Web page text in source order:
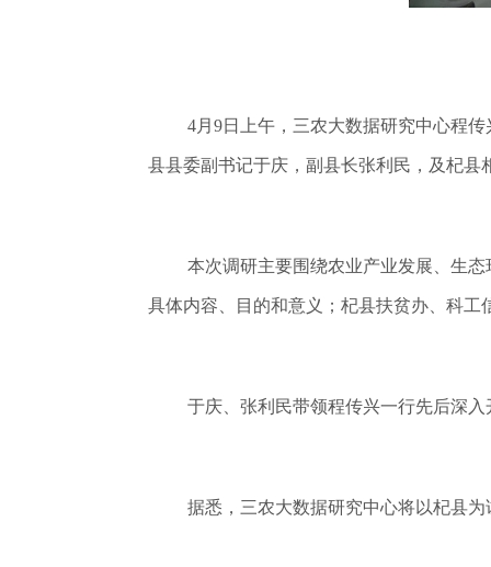
4月9日上午，三农大数据研究中心程
县县委副书记于庆，副县长张利民，及杞县
本次调研主要围绕农业产业发展、生
具体内容、目的和意义；杞县扶贫办、科
于庆、张利民带领程传兴一行先后深
据悉，三农大数据研究中心将以杞县